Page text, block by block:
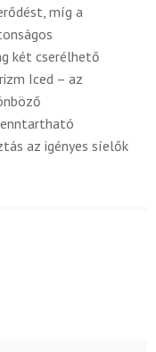
míg a
két cserélhető
Iced – az
az igényes síelők